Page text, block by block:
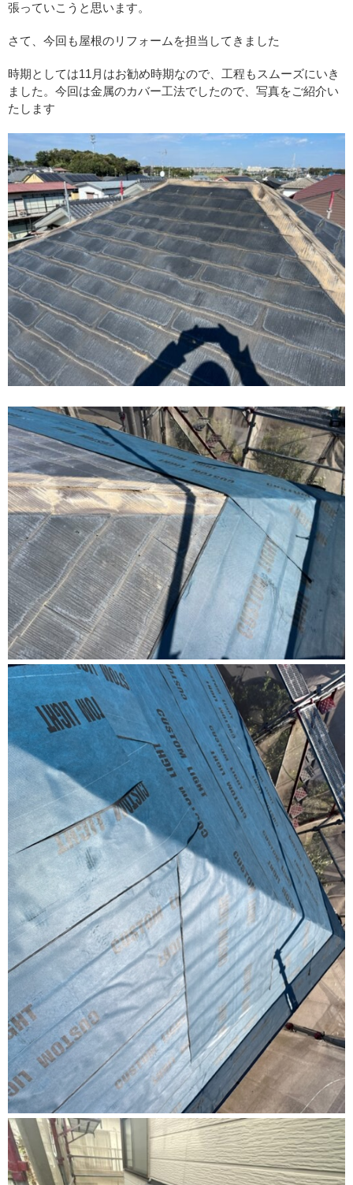
張っていこうと思います。
さて、今回も屋根のリフォームを担当してきました
時期としては11月はお勧め時期なので、工程もスムーズにいき
ました。今回は金属のカバー工法でしたので、写真をご紹介い
たします